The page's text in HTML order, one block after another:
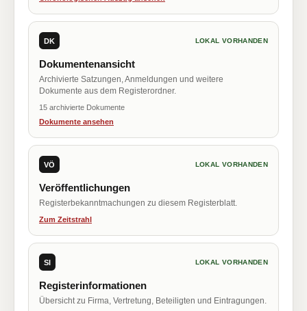
DK LOKAL VORHANDEN
Dokumentenansicht
Archivierte Satzungen, Anmeldungen und weitere
Dokumente aus dem Registerordner.
15 archivierte Dokumente
Dokumente ansehen
VÖ LOKAL VORHANDEN
Veröffentlichungen
Registerbekanntmachungen zu diesem Registerblatt.
Zum Zeitstrahl
SI LOKAL VORHANDEN
Registerinformationen
Übersicht zu Firma, Vertretung, Beteiligten und Eintragungen.